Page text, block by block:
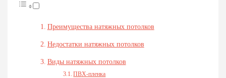
Преимущества натяжных потолков
Недостатки натяжных потолков
Виды натяжных потолков
ПВХ-пленка